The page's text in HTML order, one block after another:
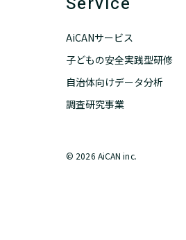
AiCANサービス
子どもの安全実践型研修
自治体向けデータ分析
調査研究事業
© 2026 AiCAN inc.